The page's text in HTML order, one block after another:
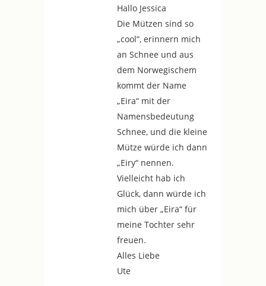
Hallo Jessica
Die Mützen sind so
„cool“, erinnern mich
an Schnee und aus
dem Norwegischem
kommt der Name
„Eira“ mit der
Namensbedeutung
Schnee, und die kleine
Mütze würde ich dann
„Eiry“ nennen.
Vielleicht hab ich
Glück, dann würde ich
mich über „Eira“ für
meine Tochter sehr
freuen.
Alles Liebe
Ute